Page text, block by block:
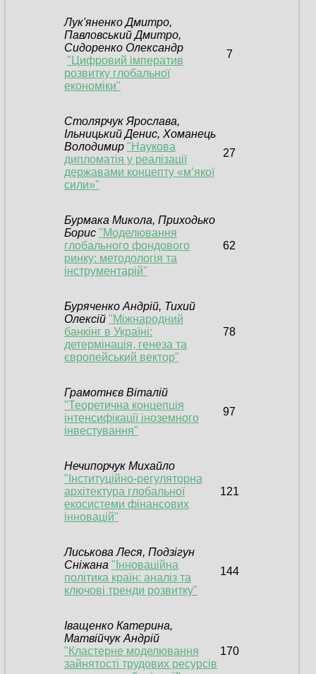
Лук'яненко Дмитро,
Павловський Дмитро,
Сидоренко Олександр
"Цифровий імператив
розвитку глобальної
економіки"
7
Столярчук Ярослава,
Ільницький Денис, Хоманець
Володимир "Наукова
дипломатія у реалізації
державами концепту «м’якої
сили»"
27
Бурмака Микола, Приходько
Борис "Моделювання
глобального фондового
ринку: методологія та
інструментарій"
62
Буряченко Андрій, Тихий
Олексій "Міжнародний
банкінг в Україні:
детермінація, генеза та
європейський вектор"
78
Грамотнєв Віталій
"Теоретична концепція
інтенсифікації іноземного
інвестування"
97
Нечипорчук Михайло
"Інституційно-регуляторна
архітектура глобальної
екосистеми фінансових
інновацій"
121
Лиськова Леся, Подзігун
Сніжана "Інноваційна
політика країн: аналіз та
ключові тренди розвитку"
144
Іващенко Катерина,
Матвійчук Андрій
"Кластерне моделювання
зайнятості трудових ресурсів
170